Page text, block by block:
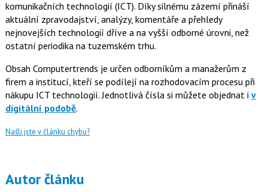
komunikačních technologií (ICT). Díky silnému zázemí přináší
aktuální zpravodajství, analýzy, komentáře a přehledy
nejnovejších technologií dříve a na vyšší odborné úrovni, než
ostatní periodika na tuzemském trhu.
Obsah Computertrends je určen odborníkům a manažerům z
firem a institucí, kteří se podílejí na rozhodovacím procesu při
nákupu ICT technologií. Jednotlivá čísla si můžete objednat i v
digitální podobě.
Našli jste v článku chybu?
Autor článku